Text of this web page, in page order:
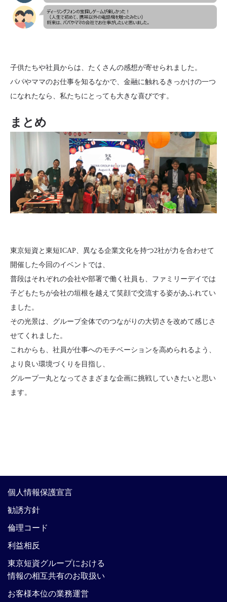
子供たちや社員からは、たくさんの感想が寄せられました。
パパやママのお仕事を知るなかで、金融に触れるきっかけの一つ
になれたなら、私たちにとっても大きな喜びです。
まとめ
東京短資と東短ICAP、異なる企業文化を持つ2社が力を合わせて
開催した今回のイベントでは、
普段はそれぞれの会社や部署で働く社員も、ファミリーデイでは
子どもたちが会社の垣根を越えて笑顔で交流する姿があふれてい
ました。
その光景は、グループ全体でのつながりの大切さを改めて感じさ
せてくれました。
これからも、社員が仕事へのモチベーションを高められるよう、
より良い環境づくりを目指し、
グループ一丸となってさまざまな企画に挑戦していきたいと思い
ます。
個人情報保護宣言
勧誘方針
倫理コード
利益相反
東京短資グループにおける
情報の相互共有のお取扱い
お客様本位の業務運営